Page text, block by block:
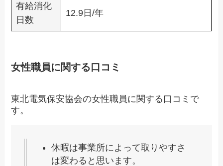
有給消化
日数
12.9日/年
女性職員に関する口コミ
東北電気保安協会の女性職員に関する口コミで
す。
休暇は事業所によって取りやすさ
は変わると思います。